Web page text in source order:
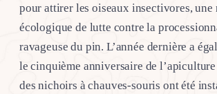
pour attirer les oiseaux insectivores, une
écologique de lutte contre la
ravageuse du pin. L’année dernière a
le cinquième anniversaire de
des nichoirs à chauves-souris ont été